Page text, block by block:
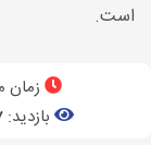
است.
زمان
بازدید: